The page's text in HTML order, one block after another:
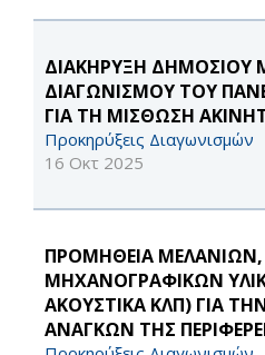
ΔΙΑΚΗΡΥΞΗ ΔΗΜΟΣΙΟΥ
ΔΙΑΓΩΝΙΣΜΟΥ ΤΟΥ
ΓΙΑ ΤΗ ΜΙΣΘΩΣΗ
Προκηρύξεις Διαγωνισμών
16 Οκτ 2025
ΠΡΟΜΗΘΕΙΑ ΜΕΛΑΝΙΩΝ,
ΜΗΧΑΝΟΓΡΑΦΙΚΩΝ
ΑΚΟΥΣΤΙΚΑ ΚΛΠ) ΓΙΑ
ΑΝΑΓΚΩΝ ΤΗΣ